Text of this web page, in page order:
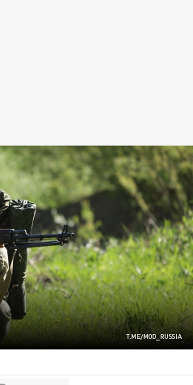
T.ME/MOD_RUSSIA